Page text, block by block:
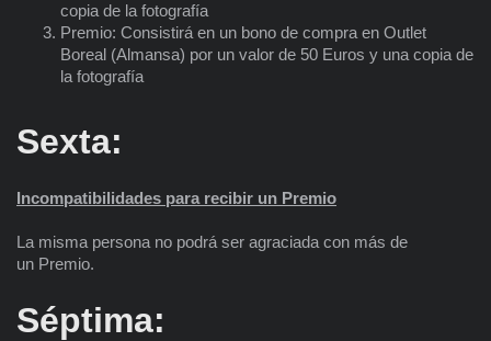
copia de la fotografía
Premio: Consistirá en un bono de compra en Outlet
Boreal (Almansa) por un valor de 50 Euros y una copia de
la fotografía
Sexta:
Incompatibilidades para recibir un Premio
La misma persona no podrá ser agraciada con más de
un Premio.
Séptima: